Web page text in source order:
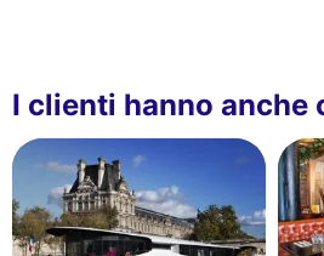
I clienti hanno anche